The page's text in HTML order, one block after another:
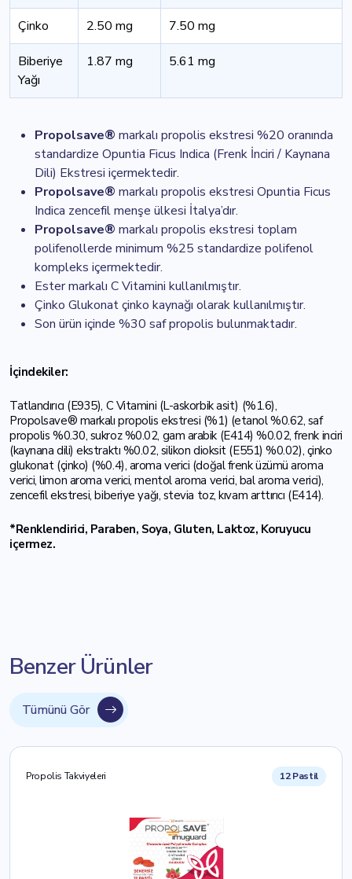
Çinko 2.50 mg 7.50 mg
Biberiye
Yağı
1.87 mg 5.61 mg
Propolsave® markalı propolis ekstresi %20 oranında
standardize Opuntia Ficus Indica (Frenk İnciri / Kaynana
Dili) Ekstresi içermektedir.
Propolsave® markalı propolis ekstresi Opuntia Ficus
Indica zencefil menşe ülkesi İtalya’dır.
Propolsave® markalı propolis ekstresi toplam
polifenollerde minimum %25 standardize polifenol
kompleks içermektedir.
Ester markalı C Vitamini kullanılmıştır.
Çinko Glukonat çinko kaynağı olarak kullanılmıştır.
Son ürün içinde %30 saf propolis bulunmaktadır.
İçindekiler:
Tatlandırıcı (E935), C Vitamini (L-askorbik asit) (%1.6),
Propolsave® markalı propolis ekstresi (%1) (etanol %0.62, saf
propolis %0.30, sukroz %0.02, gam arabik (E414) %0.02, frenk inciri
(kaynana dili) ekstraktı %0.02, silikon dioksit (E551) %0.02), çinko
glukonat (çinko) (%0.4), aroma verici (doğal frenk üzümü aroma
verici, limon aroma verici, mentol aroma verici, bal aroma verici),
zencefil ekstresi, biberiye yağı, stevia toz, kıvam arttırıcı (E414).
*Renklendirici, Paraben, Soya, Gluten, Laktoz, Koruyucu
içermez.
Benzer Ürünler
Tümünü Gör
Propolis Takviyeleri 12 Pastil